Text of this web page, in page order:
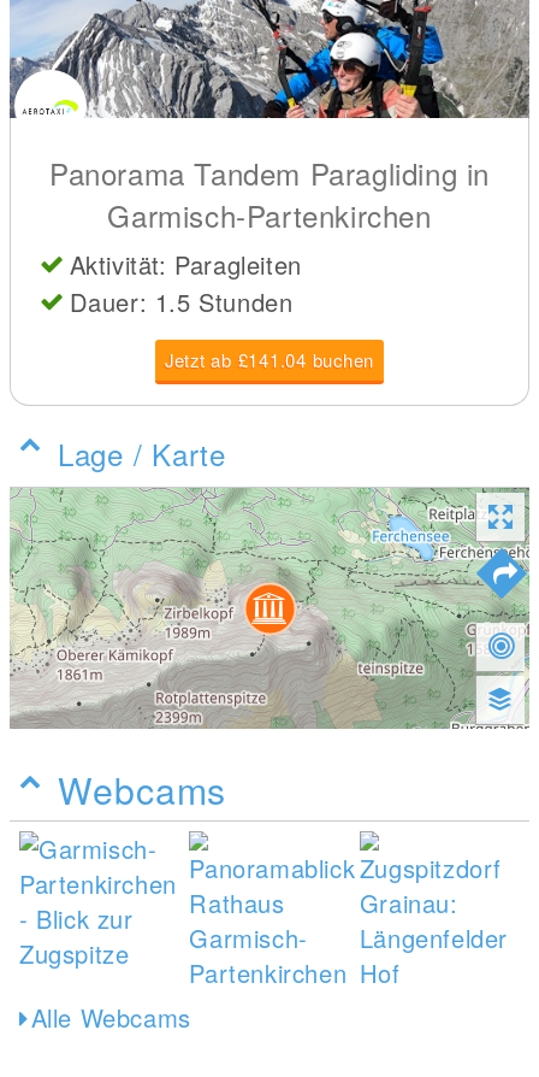
Panorama Tandem Paragliding in
Garmisch-Partenkirchen
Aktivität: Paragleiten
Dauer: 1.5 Stunden
Jetzt ab £141.04 buchen
Lage / Karte
Webcams
Alle Webcams